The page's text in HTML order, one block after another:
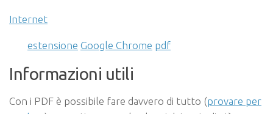
Internet
estensione Google Chrome pdf
Informazioni utili
Con i PDF è possibile fare davvero di tutto (provare per